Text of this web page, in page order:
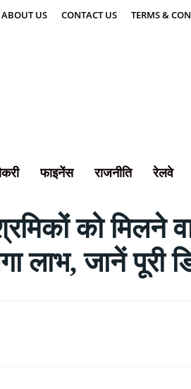
ABOUT US CONTACT US TERMS &
फाइनेंस राजनीति रेलवे
को मिलने
लाभ, जानें पूरी